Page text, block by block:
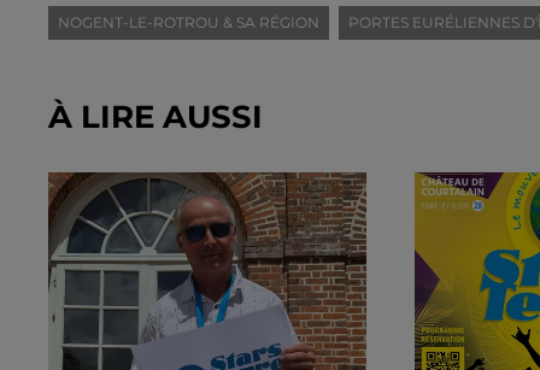
NOGENT-LE-ROTROU & SA RÉGION PORTES EURÉLIENNES
À LIRE AUSSI